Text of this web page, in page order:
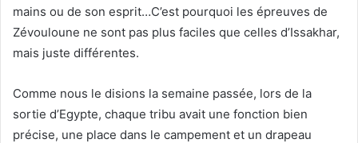
mains ou de son esprit…C’est pourquoi les épreuves de
Zévouloune ne sont pas plus faciles que celles d’Issakhar,
mais juste différentes.
Comme nous le disions la semaine passée, lors de la
sortie d’Egypte, chaque tribu avait une fonction bien
précise, une place dans le campement et un drapeau